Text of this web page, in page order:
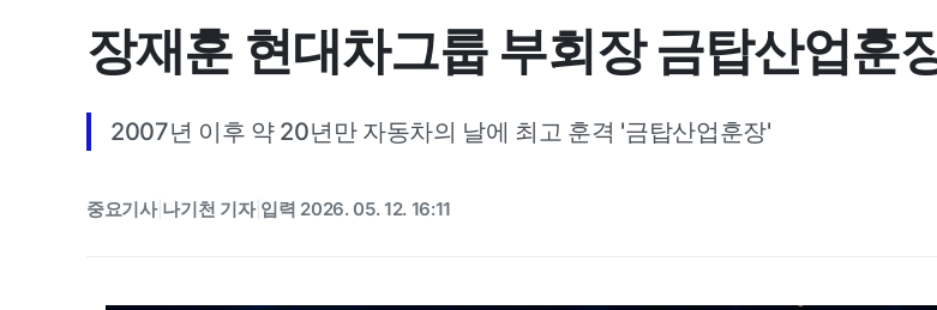
장재훈 현대차그룹 부회장 금탑산업훈
2007년 이후 약 20년만 자동차의 날에 최고 훈격 '금탑산업훈장'
중요기사| 나기천 기자| 입력 2026. 05. 12. 16:11